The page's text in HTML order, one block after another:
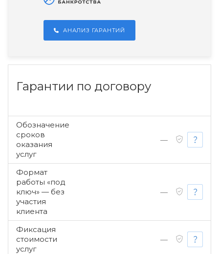
АНАЛИЗ ГАРАНТИЙ
Гарантии по договору
Обозначение
сроков
оказания
услуг
—
Формат
работы «под
ключ» — без
участия
клиента
—
Фиксация
стоимости
услуг
—